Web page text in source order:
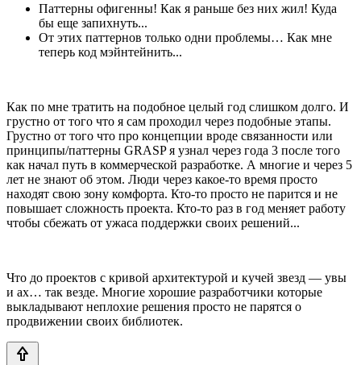
Паттерны офигенны! Как я раньше без них жил! Куда
бы еще запихнуть...
От этих паттернов только одни проблемы… Как мне
теперь код мэйнтейнить...
Как по мне тратить на подобное целый год слишком долго. И
грустно от того что я сам проходил через подобные этапы.
Грустно от того что про концепции вроде связанности или
принципы/паттерны GRASP я узнал через года 3 после того
как начал путь в коммерческой разработке. А многие и через 5
лет не знают об этом. Люди через какое-то время просто
находят свою зону комфорта. Кто-то просто не парится и не
повышает сложность проекта. Кто-то раз в год меняет работу
чтобы сбежать от ужаса поддержки своих решений...
Что до проектов с кривой архитектурой и кучей звезд — увы
и ах… так везде. Многие хорошие разработчики которые
выкладывают неплохие решения просто не парятся о
продвижении своих библиотек.